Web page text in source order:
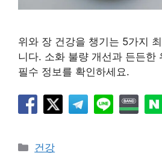
위와 장 건강을 챙기는 5가지
니다. 소화 불량 개선과 든든한
필수 정보를 확인하세요.
카
건강